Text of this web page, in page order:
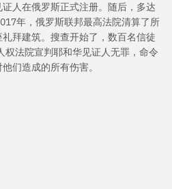
人在俄罗斯正式注册。随后，多达
年，俄罗斯联邦最高法院清算了所
拜建筑。搜查开始了，数百名信徒
法院宣判耶和华见证人无罪，命令
们造成的所有伤害。